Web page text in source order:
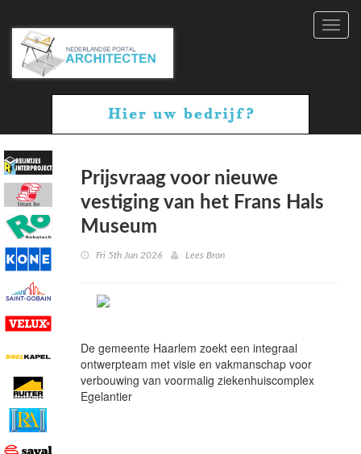
Prijsvraag voor nieuwe
vestiging van het Frans Hals
Museum
Fri 5th Jun 2026 Lees Bron
De gemeente Haarlem zoekt een integraal
ontwerpteam met visie en vakmanschap voor
verbouwing van voormalig ziekenhuiscomplex
Egelantier